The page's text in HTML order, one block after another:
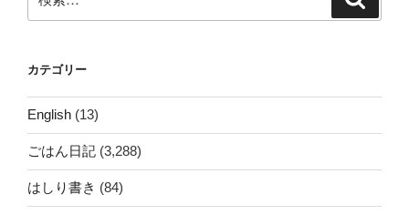
索:
カテゴリー
English (13)
ごはん日記 (3,288)
はしり書き (84)